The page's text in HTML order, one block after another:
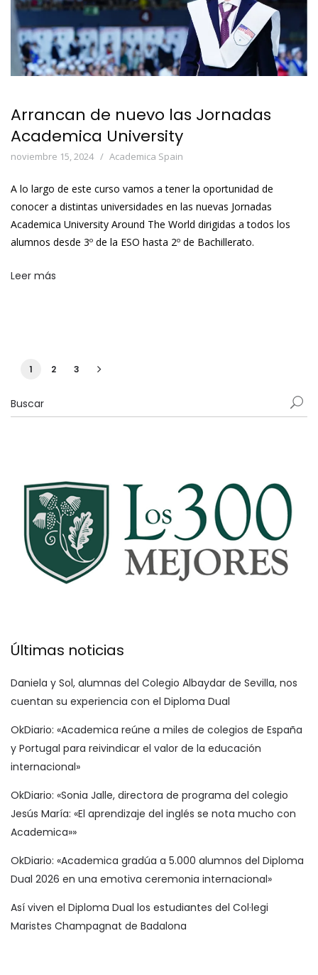
Arrancan de nuevo las Jornadas
Academica University
noviembre 15, 2024 Academica Spain
A lo largo de este curso vamos a tener la oportunidad de
conocer a distintas universidades en las nuevas Jornadas
Academica University Around The World dirigidas a todos los
alumnos desde 3º de la ESO hasta 2º de Bachillerato.
Leer más
1 2 3
Últimas noticias
Daniela y Sol, alumnas del Colegio Albaydar de Sevilla, nos
cuentan su experiencia con el Diploma Dual
OkDiario: «Academica reúne a miles de colegios de España
y Portugal para reivindicar el valor de la educación
internacional»
OkDiario: «Sonia Jalle, directora de programa del colegio
Jesús María: «El aprendizaje del inglés se nota mucho con
Academica»»
OkDiario: «Academica gradúa a 5.000 alumnos del Diploma
Dual 2026 en una emotiva ceremonia internacional»
Así viven el Diploma Dual los estudiantes del Col·legi
Maristes Champagnat de Badalona